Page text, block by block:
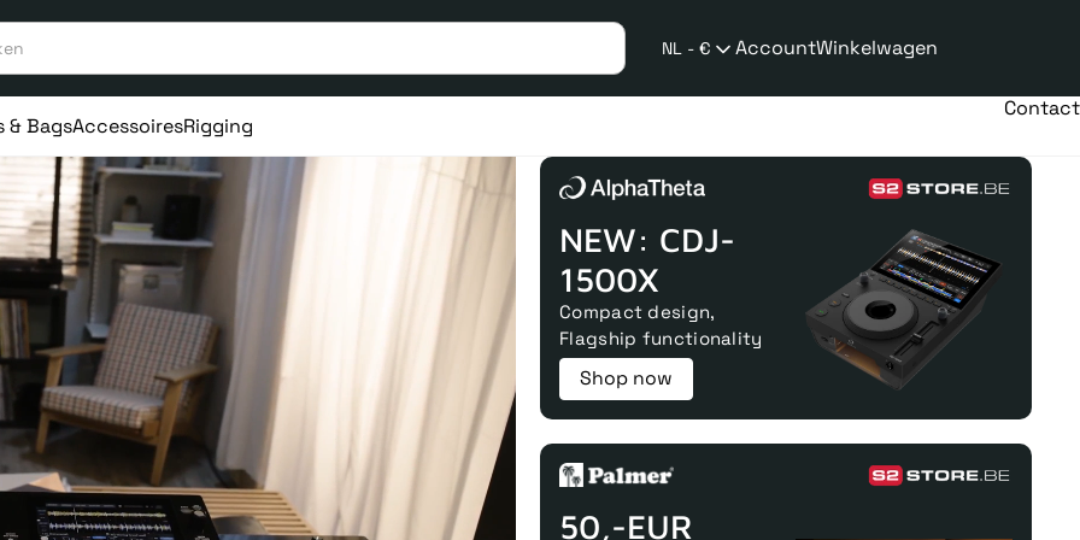
NL - €
taalwijziging
AccountWinkelwagen
& BagsAccessoiresRigging
Contact
ervaring Vanaf 75€ gratis verstuurd
NEW: CDJ-
1500X
Compact design,
Flagship functionality
Shop now
50,-EUR